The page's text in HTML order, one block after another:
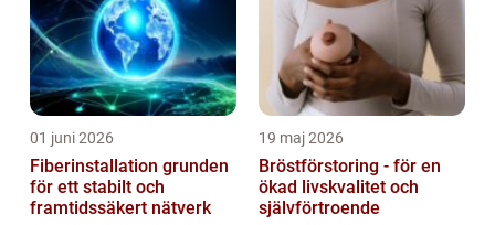
01 juni 2026
Fiberinstallation grunden
för ett stabilt och
framtidssäkert nätverk
19 maj 2026
Bröstförstoring - för en
ökad livskvalitet och
självförtroende